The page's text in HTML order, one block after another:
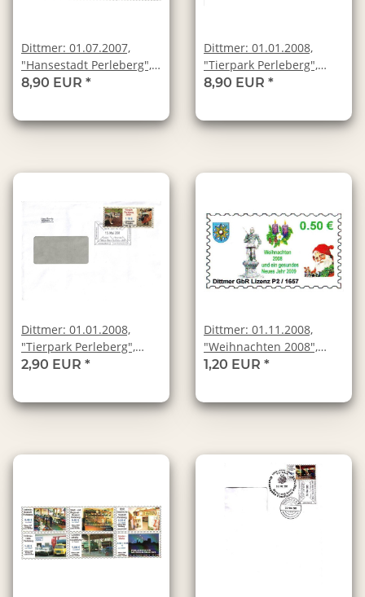
Dittmer: 01.07.2007,
"Hansestadt Perleberg",
Satz, postfrisch
8,90 EUR *
Dittmer: 01.01.2008,
"Tierpark Perleberg",
Satz, postfrisch
8,90 EUR *
Dittmer: 01.01.2008,
"Tierpark Perleberg",
Wert zu 1,18 EUR,
2,90 EUR *
Dittmer: 01.11.2008,
"Weihnachten 2008",
Satz, postfrisch
1,20 EUR *